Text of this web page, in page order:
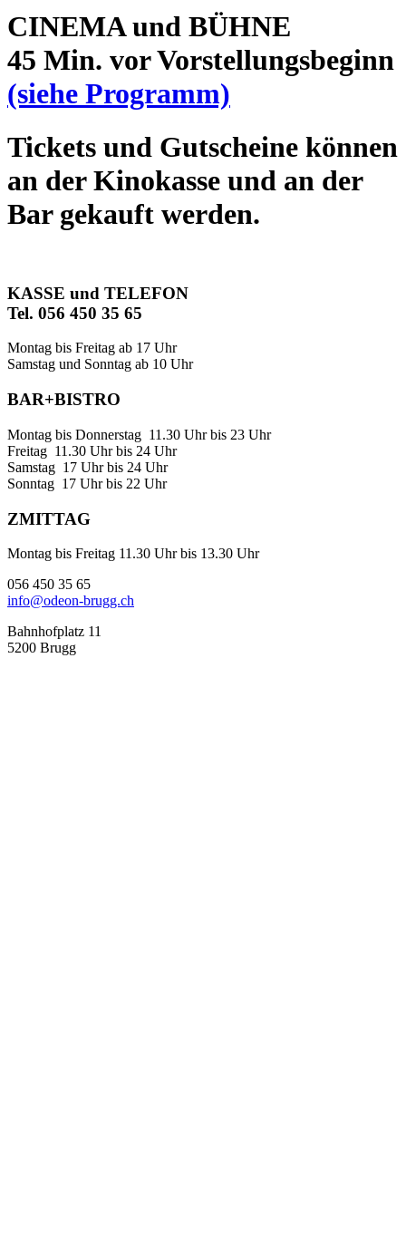
CINEMA und BÜHNE
45 Min. vor Vorstellungsbeginn
(siehe Programm)
Tickets und Gutscheine können
an der Kinokasse und an der
Bar gekauft werden.
KASSE und TELEFON
Tel. 056 450 35 65
Montag bis Freitag ab 17 Uhr
Samstag und Sonntag ab 10 Uhr
BAR+BISTRO
Montag bis Donnerstag 11.30 Uhr bis 23 Uhr
Freitag 11.30 Uhr bis 24 Uhr
Samstag 17 Uhr bis 24 Uhr
Sonntag 17 Uhr bis 22 Uhr
ZMITTAG
Montag bis Freitag 11.30 Uhr bis 13.30 Uhr
056 450 35 65
info@odeon-brugg.ch
Bahnhofplatz 11
5200 Brugg